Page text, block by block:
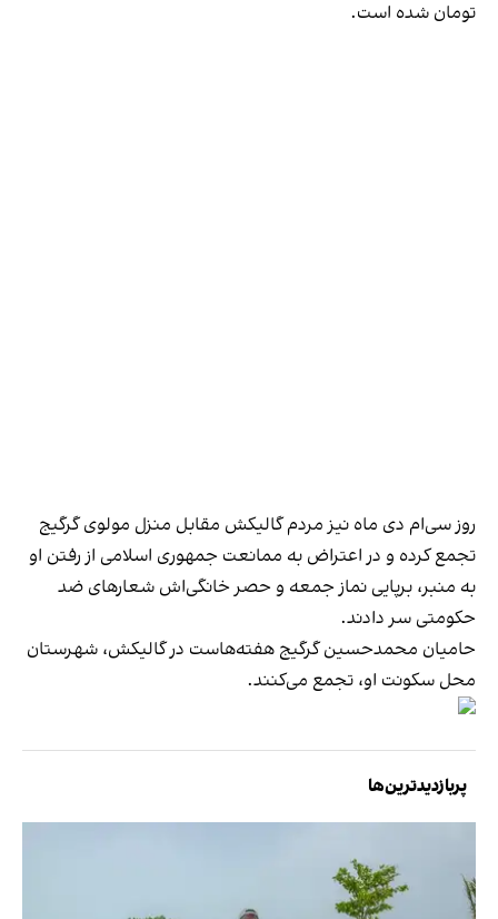
تومان شده است.
روز سی‌ام دی ماه نیز مردم گالیکش مقابل منزل مولوی گرگیج
تجمع کرده و در اعتراض به ممانعت جمهوری اسلامی از رفتن او
به منبر، برپایی نماز جمعه و حصر خانگی‌اش شعارهای ضد
حکومتی سر دادند.
حامیان محمدحسین گرگیج هفته‌هاست در گالیکش، شهرستان
محل سکونت او، تجمع می‌کنند.
پربازدیدترین‌ها